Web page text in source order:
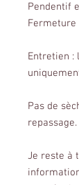
Pendentif
Fermeture
Entretien :
Pas de
repassage.
Je reste à